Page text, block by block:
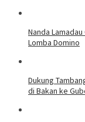
Nanda
Lomba Domino
Dukung
di Bakan ke